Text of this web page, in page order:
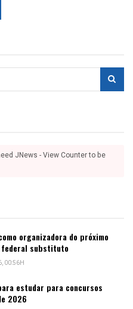
JNews - View Counter to be
organizadora do próximo
federal substituto
00:56H
estudar para concursos
2026